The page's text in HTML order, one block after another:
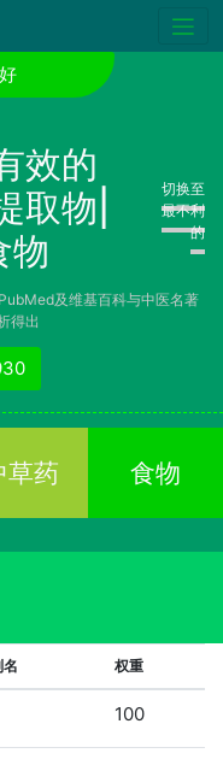
效的
取物|
物
切换至
最不利
的
及维基百科与中医名著
得出
草药 食物
名 权重
100